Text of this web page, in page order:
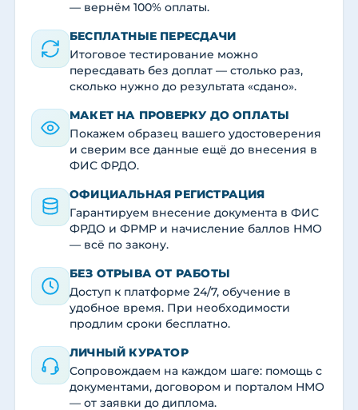
— вернём 100% оплаты.
БЕСПЛАТНЫЕ ПЕРЕСДАЧИ
Итоговое тестирование можно
пересдавать без доплат — столько раз,
сколько нужно до результата «сдано».
МАКЕТ НА ПРОВЕРКУ ДО ОПЛАТЫ
Покажем образец вашего удостоверения
и сверим все данные ещё до внесения в
ФИС ФРДО.
ОФИЦИАЛЬНАЯ РЕГИСТРАЦИЯ
Гарантируем внесение документа в ФИС
ФРДО и ФРМР и начисление баллов НМО
— всё по закону.
БЕЗ ОТРЫВА ОТ РАБОТЫ
Доступ к платформе 24/7, обучение в
удобное время. При необходимости
продлим сроки бесплатно.
ЛИЧНЫЙ КУРАТОР
Сопровождаем на каждом шаге: помощь с
документами, договором и порталом НМО
— от заявки до диплома.